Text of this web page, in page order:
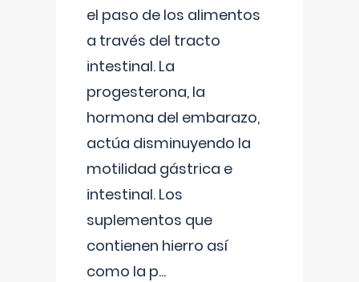
el paso de los alimentos
a través del tracto
intestinal. La
progesterona, la
hormona del embarazo,
actúa disminuyendo la
motilidad gástrica e
intestinal. Los
suplementos que
contienen hierro así
como la p...